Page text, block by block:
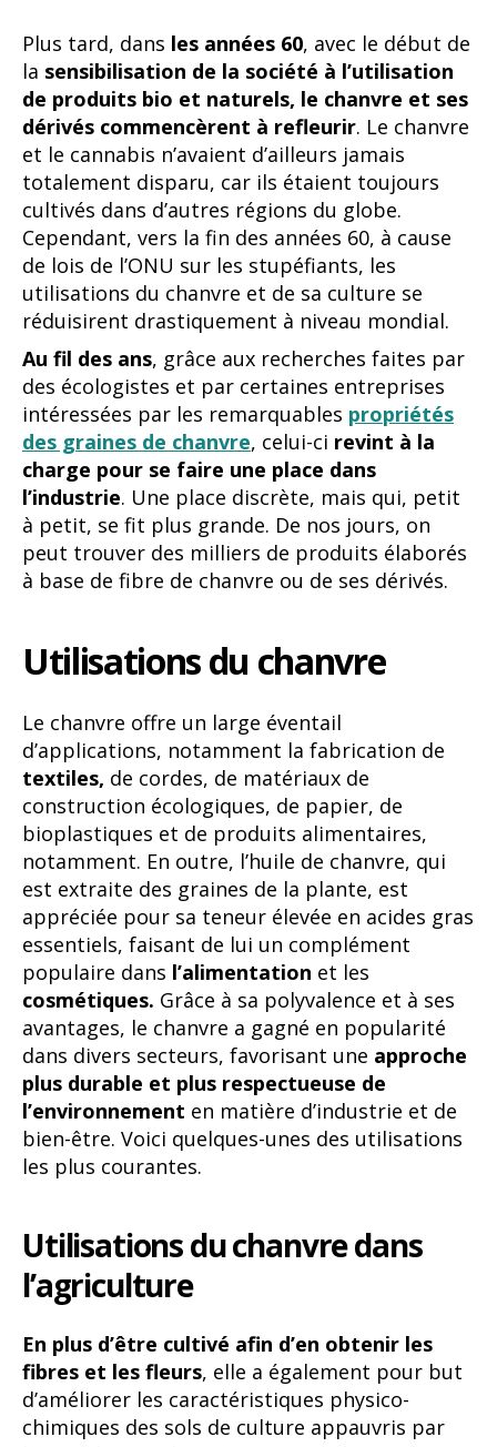
Plus tard, dans les années 60, avec le début de
la sensibilisation de la société à l’utilisation
de produits bio et naturels, le chanvre et ses
dérivés commencèrent à refleurir. Le chanvre
et le cannabis n’avaient d’ailleurs jamais
totalement disparu, car ils étaient toujours
cultivés dans d’autres régions du globe.
Cependant, vers la fin des années 60, à cause
de lois de l’ONU sur les stupéfiants, les
utilisations du chanvre et de sa culture se
réduisirent drastiquement à niveau mondial.
Au fil des ans, grâce aux recherches faites par
des écologistes et par certaines entreprises
intéressées par les remarquables propriétés
des graines de chanvre, celui-ci revint à la
charge pour se faire une place dans
l’industrie. Une place discrète, mais qui, petit
à petit, se fit plus grande. De nos jours, on
peut trouver des milliers de produits élaborés
à base de fibre de chanvre ou de ses dérivés.
Utilisations du chanvre
Le chanvre offre un large éventail
d’applications, notamment la fabrication de
textiles, de cordes, de matériaux de
construction écologiques, de papier, de
bioplastiques et de produits alimentaires,
notamment. En outre, l’huile de chanvre, qui
est extraite des graines de la plante, est
appréciée pour sa teneur élevée en acides gras
essentiels, faisant de lui un complément
populaire dans l’alimentation et les
cosmétiques. Grâce à sa polyvalence et à ses
avantages, le chanvre a gagné en popularité
dans divers secteurs, favorisant une approche
plus durable et plus respectueuse de
l’environnement en matière d’industrie et de
bien-être. Voici quelques-unes des utilisations
les plus courantes.
Utilisations du chanvre dans
l’agriculture
En plus d’être cultivé afin d’en obtenir les
fibres et les fleurs, elle a également pour but
d’améliorer les caractéristiques physico-
chimiques des sols de culture appauvris par